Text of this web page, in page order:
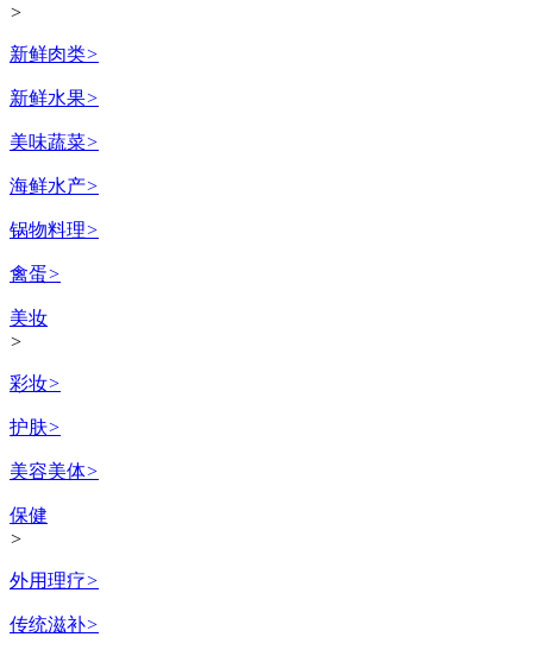
>
新鲜肉类>
新鲜水果>
美味蔬菜>
海鲜水产>
锅物料理>
禽蛋>
美妆
>
彩妆>
护肤>
美容美体>
保健
>
外用理疗>
传统滋补>